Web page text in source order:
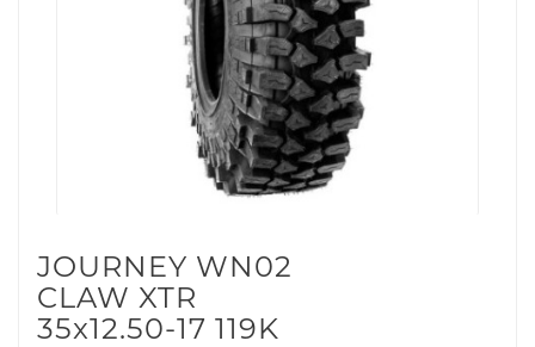
JOURNEY WN02
CLAW XTR
35x12.50-17 119K